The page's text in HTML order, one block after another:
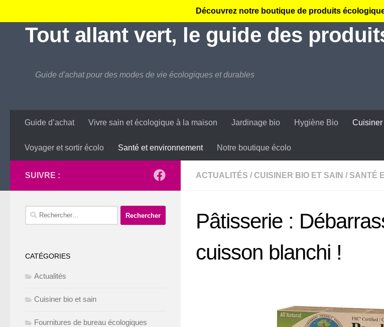
Découvrez notre boutique de produits
Tout allant vert, le guide des
Guide d'achat pour des modes de vie écologiques et durables
Guide d’achat Vivre sain et écologique à la maison Jardinage bio Hygiène Bio Cuisiner
Voyager et sortir écolo Santé et environnement Notre boutique écolo
ACTUALITÉS / CUISINER BIO ET SAIN / SANTÉ
Pâtisserie :
cuisson blanchi !
SUIVRE :
Rechercher :
CATÉGORIES
Actualités
Cuisiner bio et sain
Fournitures de bureau écologiques